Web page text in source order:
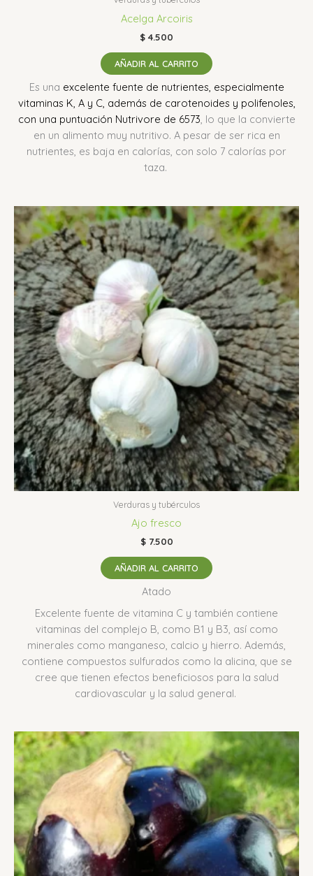
Acelga Arcoiris
$ 4.500
AÑADIR AL CARRITO
Es una excelente fuente de nutrientes, especialmente
vitaminas K, A y C, además de carotenoides y polifenoles,
con una puntuación Nutrivore de 6573, lo que la convierte
en un alimento muy nutritivo. A pesar de ser rica en
nutrientes, es baja en calorías, con solo 7 calorías por
taza.
Verduras y tubérculos
Ajo fresco
$7.500
AÑADIR AL CARRITO
Atado
Excelente fuente de vitamina C y también contiene
vitaminas del complejo B, como B1 y B3, así como
minerales como manganeso, calcio y hierro. Además,
contiene compuestos sulfurados como la alicina, que se
cree que tienen efectos beneficiosos para la salud
cardiovascular y la salud general.